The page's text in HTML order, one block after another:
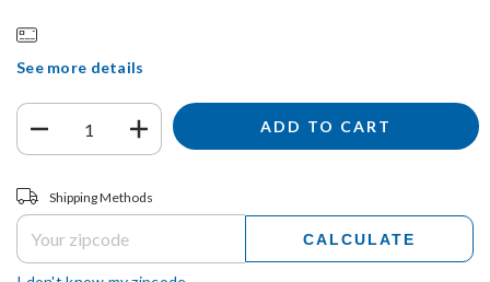
See more details
Shipping for zipcode:
Shipping Methods
CALCULATE